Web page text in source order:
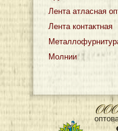
Лента атласная
Лента контактная
Молнии